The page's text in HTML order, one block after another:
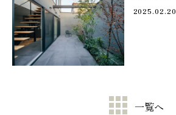
2025.02.20
一覧へ